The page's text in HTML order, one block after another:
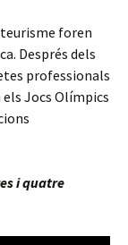
foren
Després dels
professionals
Jocs Olímpics
i quatre